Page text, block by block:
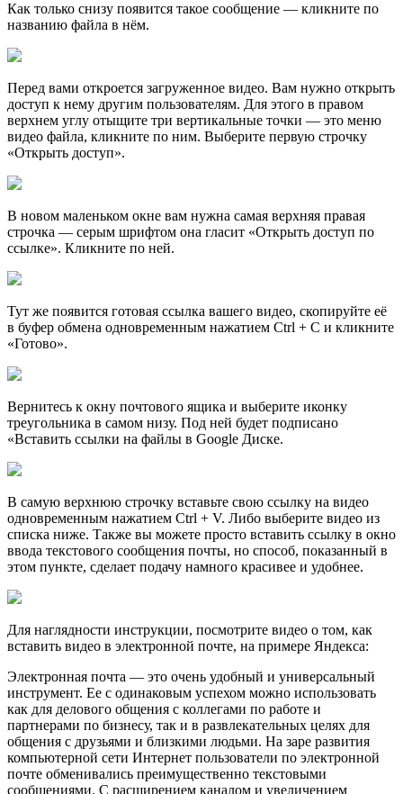
Как только снизу появится такое сообщение — кликните по
названию файла в нём.
Перед вами откроется загруженное видео. Вам нужно открыть
доступ к нему другим пользователям. Для этого в правом
верхнем углу отыщите три вертикальные точки — это меню
видео файла, кликните по ним. Выберите первую строчку
«Открыть доступ».
В новом маленьком окне вам нужна самая верхняя правая
строчка — серым шрифтом она гласит «Открыть доступ по
ссылке». Кликните по ней.
Тут же появится готовая ссылка вашего видео, скопируйте её
в буфер обмена одновременным нажатием Ctrl + C и кликните
«Готово».
Вернитесь к окну почтового ящика и выберите иконку
треугольника в самом низу. Под ней будет подписано
«Вставить ссылки на файлы в Google Диске.
В самую верхнюю строчку вставьте свою ссылку на видео
одновременным нажатием Ctrl + V. Либо выберите видео из
списка ниже. Также вы можете просто вставить ссылку в окно
ввода текстового сообщения почты, но способ, показанный в
этом пункте, сделает подачу намного красивее и удобнее.
Для наглядности инструкции, посмотрите видео о том, как
вставить видео в электронной почте, на примере Яндекса:
Электронная почта — это очень удобный и универсальный
инструмент. Ее с одинаковым успехом можно использовать
как для делового общения с коллегами по работе и
партнерами по бизнесу, так и в развлекательных целях для
общения с друзьями и близкими людьми. На заре развития
компьютерной сети Интернет пользователи по электронной
почте обменивались преимущественно текстовыми
сообщениями. С расширением каналом и увеличением